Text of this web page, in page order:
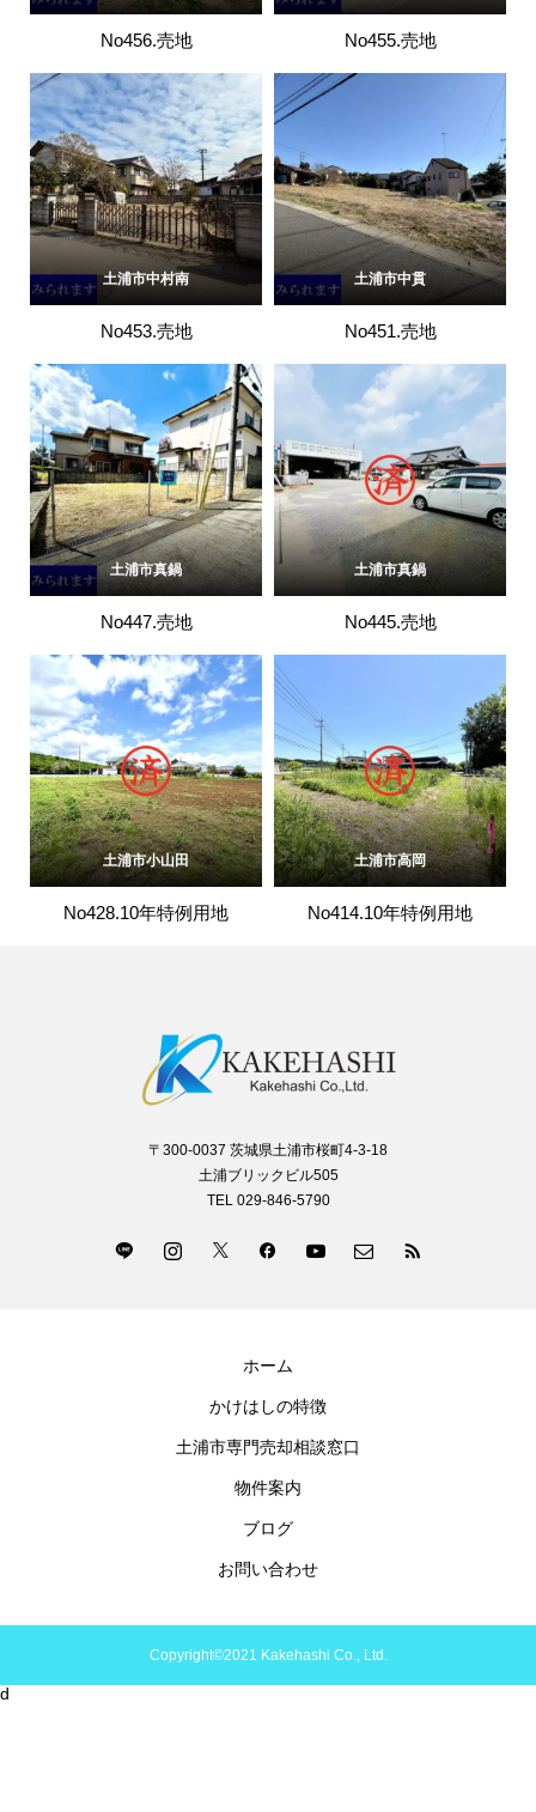
No456.売地 No455.売地
土浦市中村南
No453.売地
土浦市中貫
No451.売地
土浦市真鍋
No447.売地
土浦市真鍋
No445.売地
土浦市小山田
No428.10年特例用地
土浦市高岡
No414.10年特例用地
〒300-0037 茨城県土浦市桜町4-3-18
土浦ブリックビル505
TEL 029-846-5790
ホーム
かけはしの特徴
土浦市専門売却相談窓口
物件案内
ブログ
お問い合わせ
Copyright©2021 Kakehashi Co., Ltd.
d